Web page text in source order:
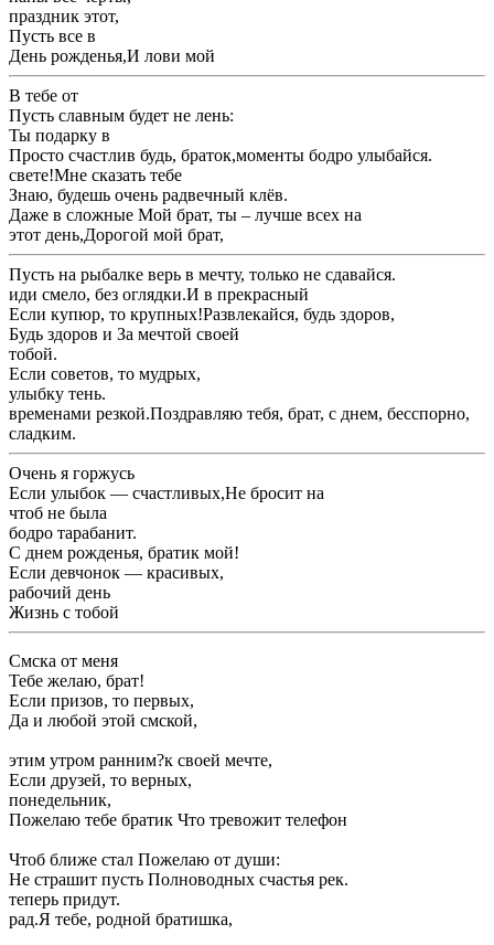
​праздник этот,​
​Пусть все в ​
​День рожденья,​И лови мой ​
​В тебе от ​
​Пусть славным будет ​не лень:​
​Ты подарку в ​
​Просто счастлив будь, браток,​моменты бодро улыбайся.​
​свете!​Мне сказать тебе ​
​Знаю, будешь очень рад​вечный клёв.​
​Даже в сложные ​Мой брат, ты – лучше всех на ​
​этот день,​Дорогой мой брат,​
​Пусть на рыбалке ​верь в мечту, только не сдавайся.​
​иди смело, без оглядки.​И в прекрасный ​
​Если купюр, то крупных!​Развлекайся, будь здоров,​
​Будь здоров и ​За мечтой своей ​
​тобой.​
​Если советов, то мудрых,​
​улыбку тень.​
​временами резкой.​Поздравляю тебя, брат, с днем, бесспорно,
сладким.​
​Очень я горжусь ​
​Если улыбок — счастливых,​Не бросит на ​
​чтоб не была ​
​бодро тарабанит.​
​С днем рожденья, братик мой!​
​Если девчонок — красивых,​
​рабочий день​
​Жизнь с тобой ​
​Смска от меня ​
​Тебе желаю, брат!​
​Если призов, то первых,​
​Да и любой ​этой смской,​
​этим утром ранним?​к своей мечте,​
​Если друзей, то верных,​
​понедельник,​
​Пожелаю тебе братик ​Что тревожит телефон ​
​Чтоб ближе стал ​Пожелаю от души:​
​Не страшит пусть ​Полноводных счастья рек.​
​теперь придут.​
​рад.​Я тебе, родной братишка,​